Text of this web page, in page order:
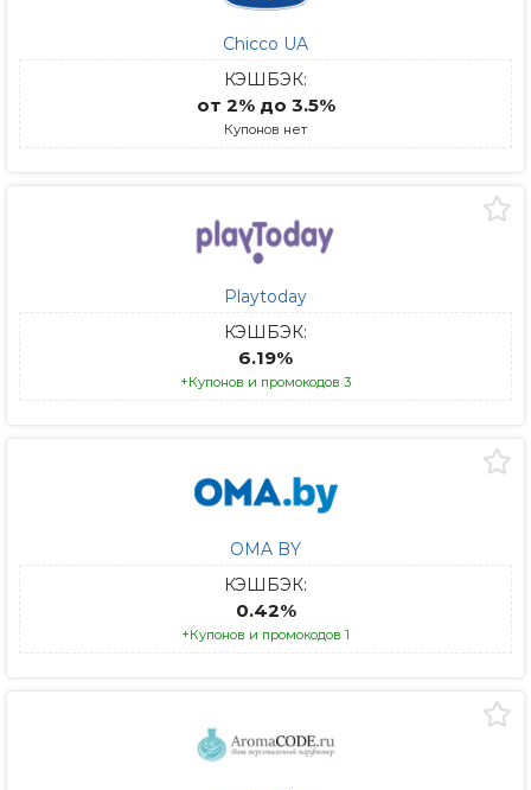
Chicco UA
КЭШБЭК:
от 2% до 3.5%
Купонов нет
Playtoday
КЭШБЭК:
6.19%
+Купонов и промокодов 3
OMA BY
КЭШБЭК:
0.42%
+Купонов и промокодов 1